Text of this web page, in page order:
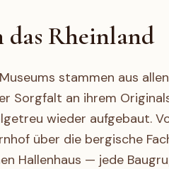
das Rheinland
stammen aus
Sorgfalt an ihrem
wieder aufgebaut.
über die bergische
Hallenhaus — jede